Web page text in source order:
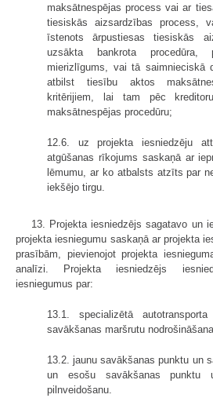
maksātnespējas process vai ar
tiesiskās aizsardzības process,
īstenots ārpustiesas tiesiskās
uzsākta bankrota procedūra,
mierizlīgums, vai tā saimnieciskā
atbilst tiesību aktos
kritērijiem, lai tam pēc
maksātnespējas procedūru;
12.6. uz projekta iesniedzēju
atgūšanas rīkojums saskaņā ar
lēmumu, ar ko atbalsts atzīts par
iekšējo tirgu.
13. Projekta iesniedzējs sagatavo un
projekta iesniegumu saskaņā ar projekta
prasībām, pievienojot projekta
analīzi. Projekta iesniedzējs
iesniegumus par:
13.1. specializētā
savākšanas maršrutu
13.2. jaunu savākšanas punktu un
un esošu savākšanas punktu
pilnveidošanu.